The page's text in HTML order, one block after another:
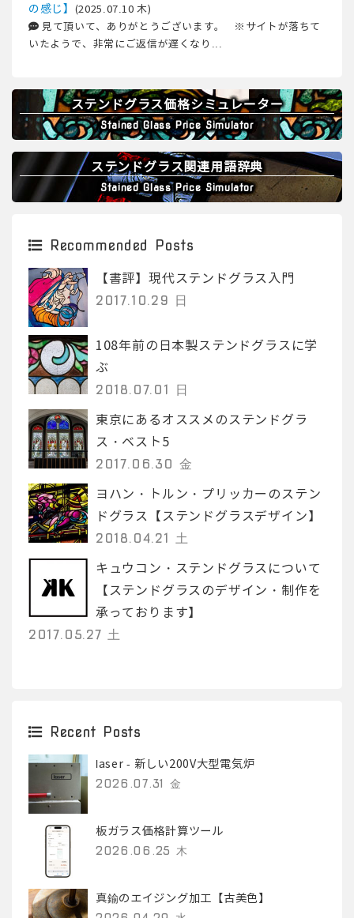
の感じ】
(2025.07.10 木)
見て頂いて、ありがとうございます。 ※サイトが落ちて
いたようで、非常にご返信が遅くなり...
ステンドグラス価格シミュレーター
Stained Glass Price Simulator
ステンドグラス関連用語辞典
Stained Glass Price Simulator
Recommended Posts
【書評】現代ステンドグラス入門
2017.10.29 日
108年前の日本製ステンドグラスに学
ぶ
2018.07.01 日
東京にあるオススメのステンドグラ
ス・ベスト5
2017.06.30 金
ヨハン・トルン・プリッカーのステン
ドグラス【ステンドグラスデザイン】
2018.04.21 土
キュウコン・ステンドグラスについて
【ステンドグラスのデザイン・制作を
承っております】
2017.05.27 土
Recent Posts
laser - 新しい200V大型電気炉
2026.07.31 金
板ガラス価格計算ツール
2026.06.25 木
真鍮のエイジング加工【古美色】